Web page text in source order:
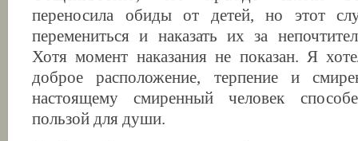
переносила обиды от детей, но этот
перемениться и наказать их за
Хотя момент наказания не показан. Я
доброе расположение, терпение и
настоящему смиренный человек
пользой для души.